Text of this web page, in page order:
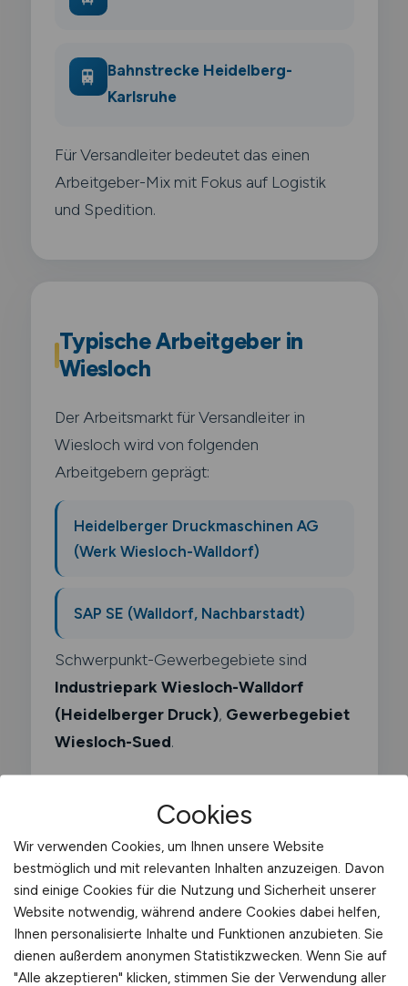
🚆
Bahnstrecke Heidelberg-
Karlsruhe
Für Versandleiter bedeutet das einen
Arbeitgeber-Mix mit Fokus auf Logistik
und Spedition.
Typische Arbeitgeber in
Wiesloch
Der Arbeitsmarkt für Versandleiter in
Wiesloch wird von folgenden
Arbeitgebern geprägt:
Heidelberger Druckmaschinen AG
(Werk Wiesloch-Walldorf)
SAP SE (Walldorf, Nachbarstadt)
Schwerpunkt-Gewerbegebiete sind
Industriepark Wiesloch-Walldorf
(Heidelberger Druck), Gewerbegebiet
Wiesloch-Sued.
Was macht ein
Versandleiter?
Als Versandleiter verantwortest du die
gesamte Versandabteilung eines
Cookies
Wir verwenden Cookies, um Ihnen unsere Website
bestmöglich und mit relevanten Inhalten anzuzeigen. Davon
sind einige Cookies für die Nutzung und Sicherheit unserer
Website notwendig, während andere Cookies dabei helfen,
Ihnen personalisierte Inhalte und Funktionen anzubieten. Sie
dienen außerdem anonymen Statistikzwecken. Wenn Sie auf
"Alle akzeptieren" klicken, stimmen Sie der Verwendung aller